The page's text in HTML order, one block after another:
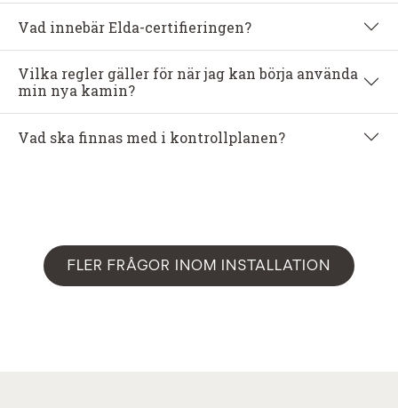
Vad innebär Elda-certifieringen?
Vilka regler gäller för när jag kan börja använda
min nya kamin?
Vad ska finnas med i kontrollplanen?
FLER FRÅGOR INOM INSTALLATION